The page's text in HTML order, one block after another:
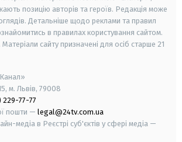
позицію авторів та героїв. Редакція може
Детальніше щодо реклами та правил
в правилах користування сайтом.
Матеріали сайту призначені для осіб старше 21
м. Львів, 79008
77-77
пошти — legal@24tv.com.ua
медіа в Реєстрі суб'єктів у сфері медіа —